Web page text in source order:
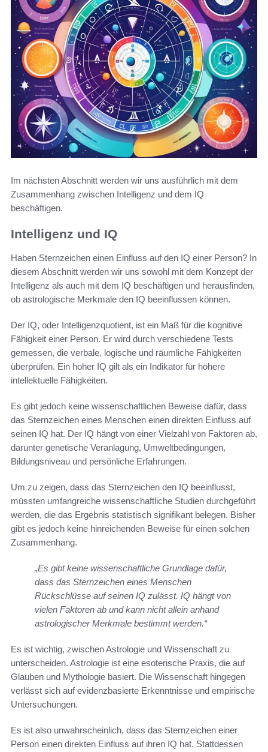
Im nächsten Abschnitt werden wir uns ausführlich mit dem
Zusammenhang zwischen Intelligenz und dem IQ
beschäftigen.
Intelligenz und IQ
Haben Sternzeichen einen Einfluss auf den IQ einer Person? In
diesem Abschnitt werden wir uns sowohl mit dem Konzept der
Intelligenz als auch mit dem IQ beschäftigen und herausfinden,
ob astrologische Merkmale den IQ beeinflussen können.
Der IQ, oder Intelligenzquotient, ist ein Maß für die kognitive
Fähigkeit einer Person. Er wird durch verschiedene Tests
gemessen, die verbale, logische und räumliche Fähigkeiten
überprüfen. Ein hoher IQ gilt als ein Indikator für höhere
intellektuelle Fähigkeiten.
Es gibt jedoch keine wissenschaftlichen Beweise dafür, dass
das Sternzeichen eines Menschen einen direkten Einfluss auf
seinen IQ hat. Der IQ hängt von einer Vielzahl von Faktoren ab,
darunter genetische Veranlagung, Umweltbedingungen,
Bildungsniveau und persönliche Erfahrungen.
Um zu zeigen, dass das Sternzeichen den IQ beeinflusst,
müssten umfangreiche wissenschaftliche Studien durchgeführt
werden, die das Ergebnis statistisch signifikant belegen. Bisher
gibt es jedoch keine hinreichenden Beweise für einen solchen
Zusammenhang.
„Es gibt keine wissenschaftliche Grundlage dafür,
dass das Sternzeichen eines Menschen
Rückschlüsse auf seinen IQ zulässt. IQ hängt von
vielen Faktoren ab und kann nicht allein anhand
astrologischer Merkmale bestimmt werden.“
Es ist wichtig, zwischen Astrologie und Wissenschaft zu
unterscheiden. Astrologie ist eine esoterische Praxis, die auf
Glauben und Mythologie basiert. Die Wissenschaft hingegen
verlässt sich auf evidenzbasierte Erkenntnisse und empirische
Untersuchungen.
Es ist also unwahrscheinlich, dass das Sternzeichen einer
Person einen direkten Einfluss auf ihren IQ hat. Stattdessen